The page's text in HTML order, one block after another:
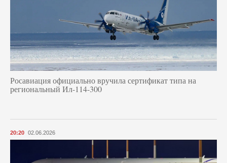
Росавиация официально вручила сертификат типа на
региональный Ил-114-300
20:20 02.06.2026